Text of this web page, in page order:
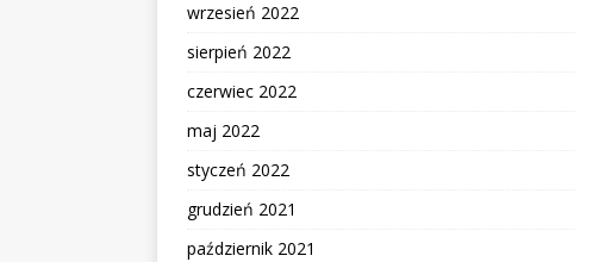
wrzesień 2022
sierpień 2022
czerwiec 2022
maj 2022
styczeń 2022
grudzień 2021
październik 2021